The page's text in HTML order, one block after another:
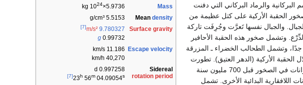
Mass
5.9736×10
24
Mean density
5.5153 g/cm³
Surface gravity
9.780327
m/s²
[7]
0.99732
g
Escape velocity
11.186 km/s
40,270 km/h
Sidereal
rotation period
0.997258 d
23h 56m 04.09054s
[7]
والرماد البركاني التي دفنت
الحقبة الأركية على كتل عظيمة من
والجبال نفسها تَعرَّت وجُرِفَت تاركة
وتشمل صخور هذه الحقبة الأحافير
بكتيريا بدائية جدًا، وتشمل الطحالب الخضراء ـ المزرقة
الحقبة الأركية (الدهر العتيق). تطورت
النباتات الأكثر تعقيدًا خلال حقب الحياة البدائية. وظهرت أحافير أول الحيوانات في الصخور قبل 700 مليون سنة
اللافقارية البدائية الأخرى. تشمل